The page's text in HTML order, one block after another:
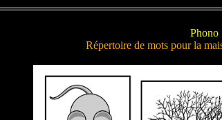
Phono
Répertoire de mots pour la